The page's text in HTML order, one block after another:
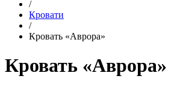
/
Кровати
/
Кровать «Аврора»
Кровать «Аврора»